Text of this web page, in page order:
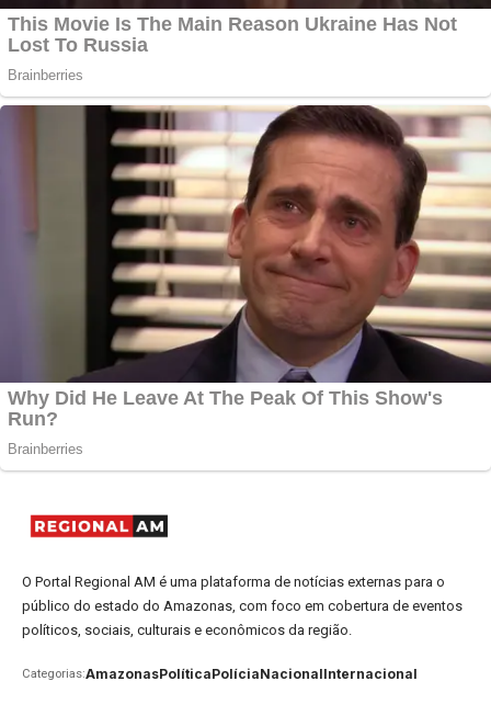
O Portal Regional AM é uma plataforma de notícias externas para o
público do estado do Amazonas, com foco em cobertura de eventos
políticos, sociais, culturais e econômicos da região.
Categorias:AmazonasPolíticaPolíciaNacionalInternacional